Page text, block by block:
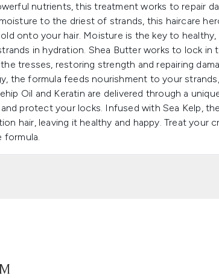
nutrients, this treatment works to repair
to the driest of strands, this haircare
onto your hair. Moisture is the key to healthy,
in hydration. Shea Butter works to lock in
tresses, restoring strength and repairing
the formula feeds nourishment to your
Oil and Keratin are delivered through a
protect your locks. Infused with Sea Kelp,
hair, leaving it healthy and happy. Treat your
formula.